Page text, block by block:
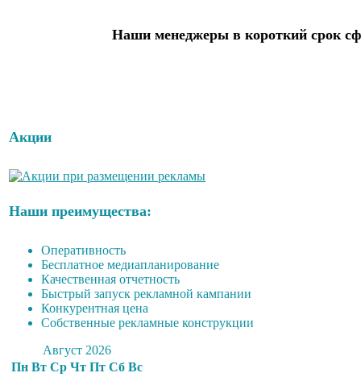
Наши менеджеры в короткий срок
Акции
Наши преимущества:
Оперативность
Бесплатное медиапланирование
Качественная отчетность
Быстрый запуск рекламной кампании
Конкурентная цена
Собственные рекламные конструкции
Август 2026
Пн Вт Ср Чт Пт Сб Вс